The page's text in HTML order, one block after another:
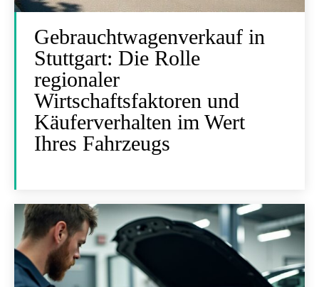
Gebrauchtwagenverkauf in
Stuttgart: Die Rolle
regionaler
Wirtschaftsfaktoren und
Käuferverhalten im Wert
Ihres Fahrzeugs